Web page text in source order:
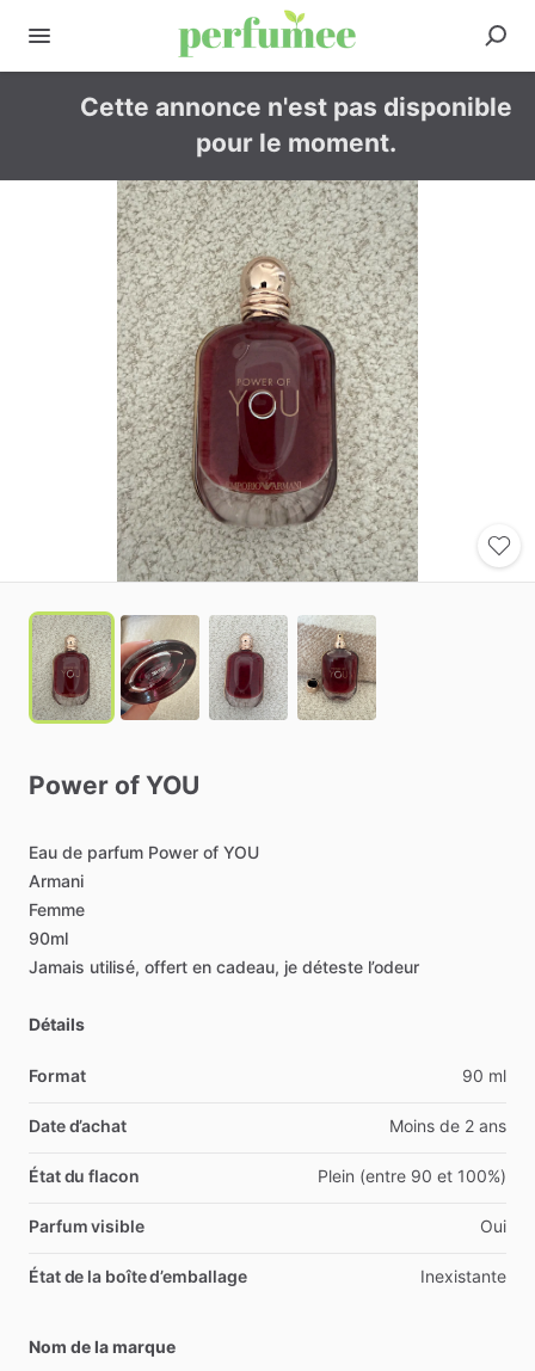
Cette annonce n'est pas disponible
pour le moment.
Power of YOU
Eau de parfum Power of YOU
Armani
Femme
90ml
Jamais utilisé, offert en cadeau, je déteste l’odeur
Détails
Format 90 ml
Date d’achat Moins de 2 ans
État du flacon Plein (entre 90 et 100%)
Parfum visible Oui
État de la boîte d’emballage Inexistante
Nom de la marque